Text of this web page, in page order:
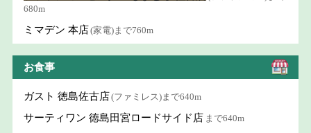
680m
ミマデン 本店(家電)まで760m
お食事
ガスト 徳島佐古店(ファミレス)まで640m
サーティワン 徳島田宮ロードサイド店 まで640m